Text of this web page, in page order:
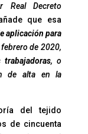
Real Decreto
que esa
aplicación para
de 2020,
, o
de alta en la
del tejido
de cincuenta